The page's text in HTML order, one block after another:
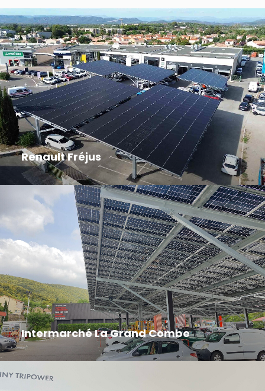
Renault Fréjus
Intermarché La Grand Combe